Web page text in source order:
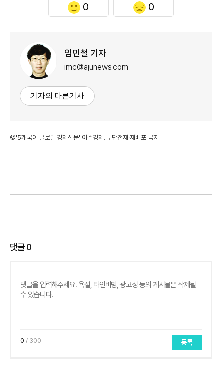
0 0
임민철 기자
imc@ajunews.com
기자의 다른기사
©'5개국어 글로벌 경제신문' 아주경제. 무단전재·재배포 금지
댓글0
0 / 300 등록